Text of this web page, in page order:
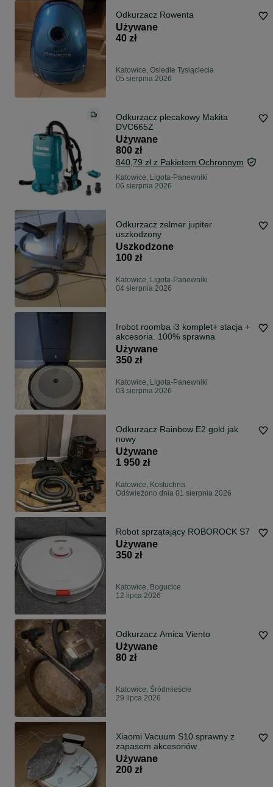
Odkurzacz Rowenta
Używane
40 zł
Katowice, Osiedle Tysiąclecia
05 sierpnia 2026
Odkurzacz plecakowy Makita
DVC665Z
Używane
800 zł
840,79 zł z Pakietem Ochronnym
Katowice, Ligota-Panewniki
06 sierpnia 2026
Odkurzacz zelmer jupiter
uszkodzony
Uszkodzone
100 zł
Katowice, Ligota-Panewniki
04 sierpnia 2026
Irobot roomba i3 komplet+ stacja +
akcesoria. 100% sprawna
Używane
350 zł
Katowice, Ligota-Panewniki
03 sierpnia 2026
Odkurzacz Rainbow E2 gold jak
nowy
Używane
1 950 zł
Katowice, Kostuchna
Odświeżono dnia 01 sierpnia 2026
Robot sprzątający ROBOROCK S7
Używane
350 zł
Katowice, Bogucice
12 lipca 2026
Odkurzacz Amica Viento
Używane
80 zł
Katowice, Śródmieście
29 lipca 2026
Xiaomi Vacuum S10 sprawny z
zapasem akcesoriów
Używane
200 zł